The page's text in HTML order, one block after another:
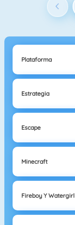
Plataforma
Estrategia
Escape
Minecraft
Fireboy Y Watergirl